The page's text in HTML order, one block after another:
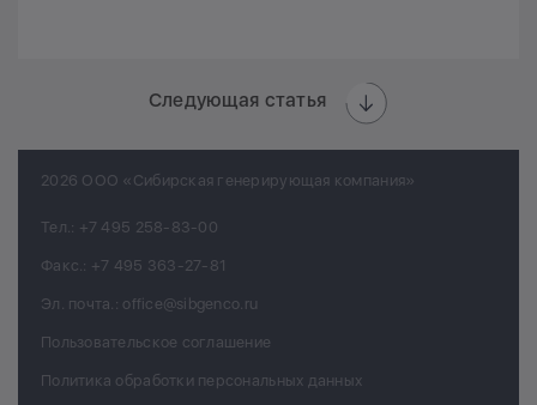
Следующая статья
2026 ООО «Сибирская генерирующая компания»
Тел.: +7 495 258-83-00
Факс.: +7 495 363-27-81
Эл. почта.: office@sibgenco.ru
Пользовательское соглашение
Политика обработки персональных данных